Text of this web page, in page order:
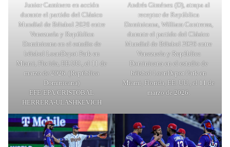
Junior Caminero en acción
durante el partido del Clásico
Mundial de Béisbol 2026 entre
Venezuela y República
Dominicana en el estadio de
béisbol LoanDepot Park en
Miami, Florida, EE.UU., el 11 de
marzo de 2026. (República
Dominicana)
EFE/EPA/CRISTOBAL
HERRERA-ULASHKEVICH
Andrés Giménez (D), atrapa al
receptor de República
Dominicana, William Contreras,
durante el partido del Clásico
Mundial de Béisbol 2026 entre
Venezuela y República
Dominicana en el estadio de
béisbol LoanDepot Park en
Miami, Florida, EE. UU., el 11 de
marzo de 2026.